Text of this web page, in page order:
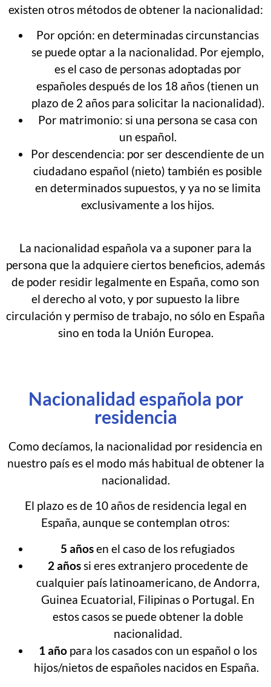
existen otros métodos de obtener la nacionalidad:
Por opción: en determinadas circunstancias
se puede optar a la nacionalidad. Por ejemplo,
es el caso de personas adoptadas por
españoles después de los 18 años (tienen un
plazo de 2 años para solicitar la nacionalidad).
Por matrimonio: si una persona se casa con
un español.
Por descendencia: por ser descendiente de un
ciudadano español (nieto) también es posible
en determinados supuestos, y ya no se limita
exclusivamente a los hijos.
La nacionalidad española va a suponer para la
persona que la adquiere ciertos beneficios, además
de poder residir legalmente en España, como son
el derecho al voto, y por supuesto la libre
circulación y permiso de trabajo, no sólo en España
sino en toda la Unión Europea.
Nacionalidad española por
residencia
Como decíamos, la nacionalidad por residencia en
nuestro país es el modo más habitual de obtener la
nacionalidad.
El plazo es de 10 años de residencia legal en
España, aunque se contemplan otros:
5 añosen el caso de los refugiados
2 añossi eres extranjero procedente de
cualquier país latinoamericano, de Andorra,
Guinea Ecuatorial, Filipinas o Portugal. En
estos casos se puede obtener la doble
nacionalidad.
1 año para los casados con un español o los
hijos/nietos de españoles nacidos en España.